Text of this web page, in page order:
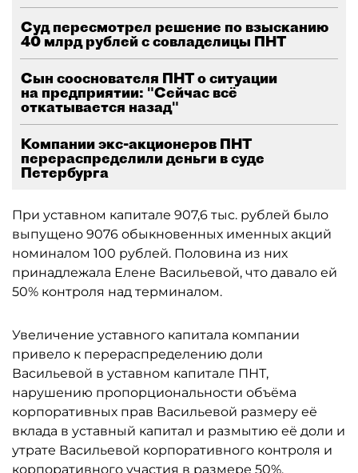
Суд пересмотрел решение по взысканию
40 млрд рублей с совладелицы ПНТ
Сын сооснователя ПНТ о ситуации
на предприятии: "Сейчас всё
откатывается назад"
Компании экс-акционеров ПНТ
перераспределили деньги в суде
Петербурга
При уставном капитале 907,6 тыс. рублей было
выпущено 9076 обыкновенных именных акций
номиналом 100 рублей. Половина из них
принадлежала Елене Васильевой, что давало ей
50% контроля над терминалом.
Увеличение уставного капитала компании
привело к перераспределению доли
Васильевой в уставном капитале ПНТ,
нарушению пропорциональности объёма
корпоративных прав Васильевой размеру её
вклада в уставный капитал и размытию её доли и
утрате Васильевой корпоративного контроля и
корпоративного участия в размере 50%.